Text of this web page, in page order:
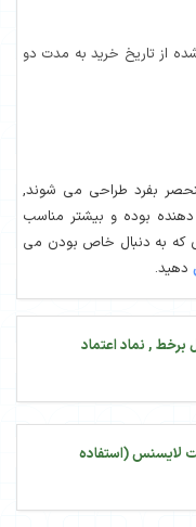
از تاریخ خرید به مدت دو
بفرد طراحی می شوند,
بوده و بیشتر مناسب
که به دنبال خاص بودن می
دهید.
, نماد اعتماد
لایسنس (استفاده